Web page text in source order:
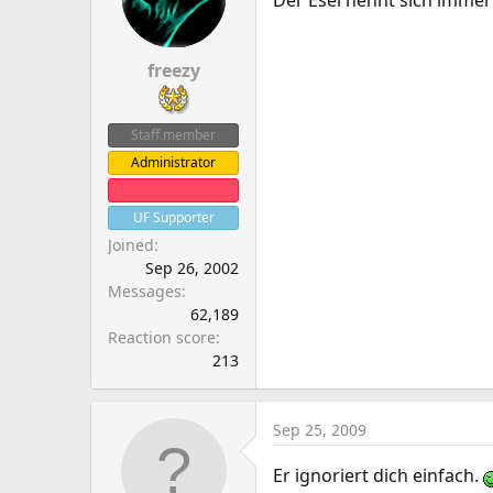
freezy
Staff member
Administrator
UF Supporter
Joined
Sep 26, 2002
Messages
62,189
Reaction score
213
Sep 25, 2009
Er ignoriert dich einfach.